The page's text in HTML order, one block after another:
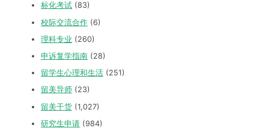
标化考试 (83)
校际交流合作 (6)
理科专业 (260)
申诉复学指南 (28)
留学生心理和生活 (251)
留美导师 (23)
留美干货 (1,027)
研究生申请 (984)